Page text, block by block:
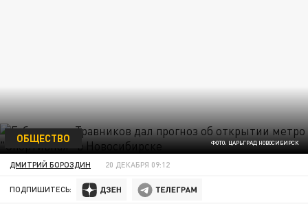
ФОТО: ЦАРЬГРАД НОВОСИБИРСК
ОБЩЕСТВО
ДМИТРИЙ БОРОЗДИН 20 ДЕКАБРЯ 09:12
ПОДПИШИТЕСЬ: